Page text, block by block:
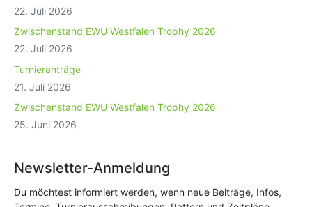
22. Juli 2026
Zwischenstand EWU Westfalen Trophy 2026
22. Juli 2026
Turnieranträge
21. Juli 2026
Zwischenstand EWU Westfalen Trophy 2026
25. Juni 2026
Newsletter-Anmeldung
Du möchtest informiert werden, wenn neue Beiträge, Infos,